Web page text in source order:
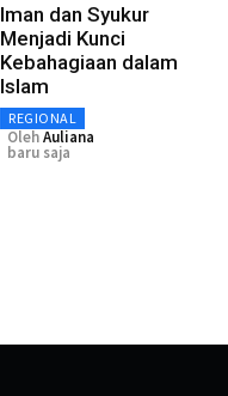
Iman dan Syukur
Menjadi Kunci
Kebahagiaan dalam
Islam
REGIONAL
OlehAuliana
baru saja